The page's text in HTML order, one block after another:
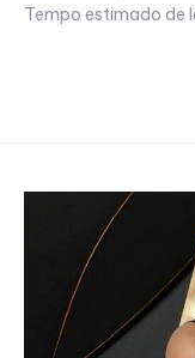
Tempo estimado de